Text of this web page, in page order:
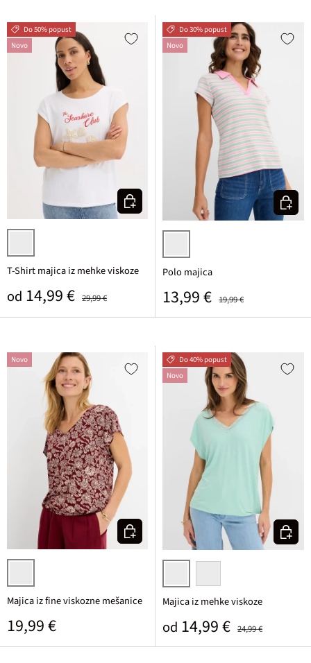
Do 50% popust
Novo
bela
T-Shirt majica iz mehke viskoze
Prodajna cena
od 14,99 € 29,99 €
Izberi varianto
Do 30% popust
Novo
svetlo metina/rozasta/bela
Polo majica
Prodajna cena
13,99 € 19,99 €
Izberi
Novo
rubinasta/svetlo rozasta potiskana
Majica iz fine viskozne mešanice
Običajna cena
19,99 €
Izberi varianto
Do 40% popust
Novo
svetlo metina
črna
Majica iz mehke viskoze
Prodajna cena
od 14,99 € 24,99 €
Izberi